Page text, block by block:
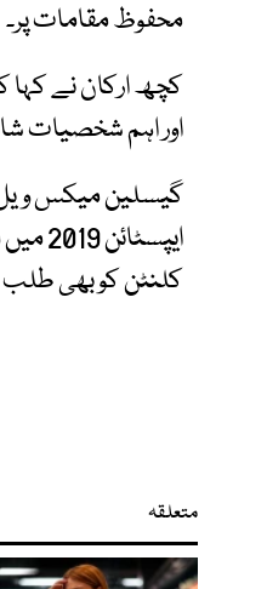
محفوظ مقامات پر۔
کچھ ارکان نے کہا
اور اہم شخصیات
گیسلین میکس ویل
کلنٹن کو بھی طلب
متعلقہ